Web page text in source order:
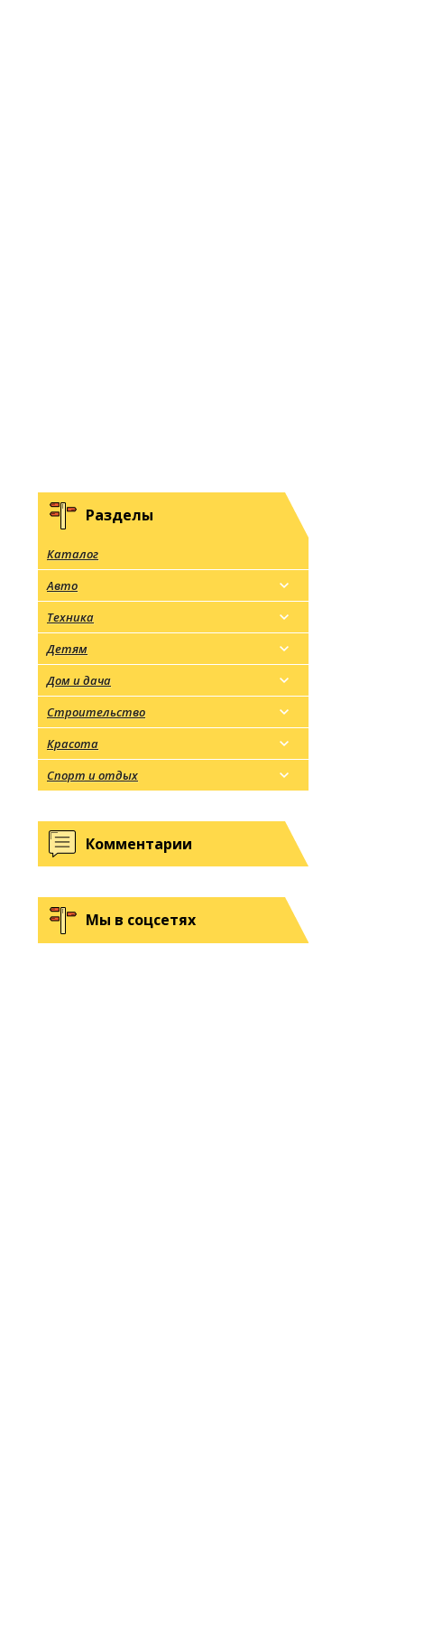
Разделы
Каталог
Авто
Техника
Детям
Дом и дача
Строительство
Красота
Спорт и отдых
Комментарии
Мы в соцсетях